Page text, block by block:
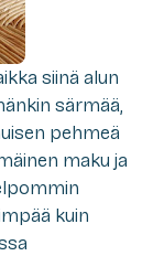
siinä alun
särmää,
pehmeä
maku ja
kuin